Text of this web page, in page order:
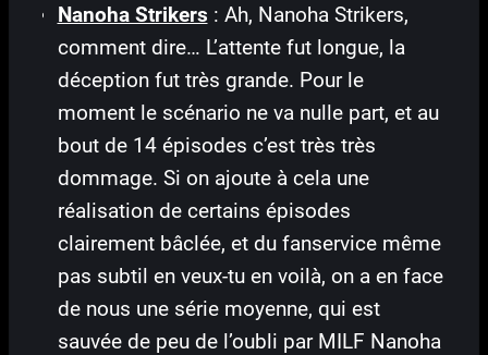
Nanoha Strikers : Ah, Nanoha Strikers,
comment dire… L’attente fut longue, la
déception fut très grande. Pour le
moment le scénario ne va nulle part, et au
bout de 14 épisodes c’est très très
dommage. Si on ajoute à cela une
réalisation de certains épisodes
clairement bâclée, et du fanservice même
pas subtil en veux-tu en voilà, on a en face
de nous une série moyenne, qui est
sauvée de peu de l’oubli par MILF Nanoha